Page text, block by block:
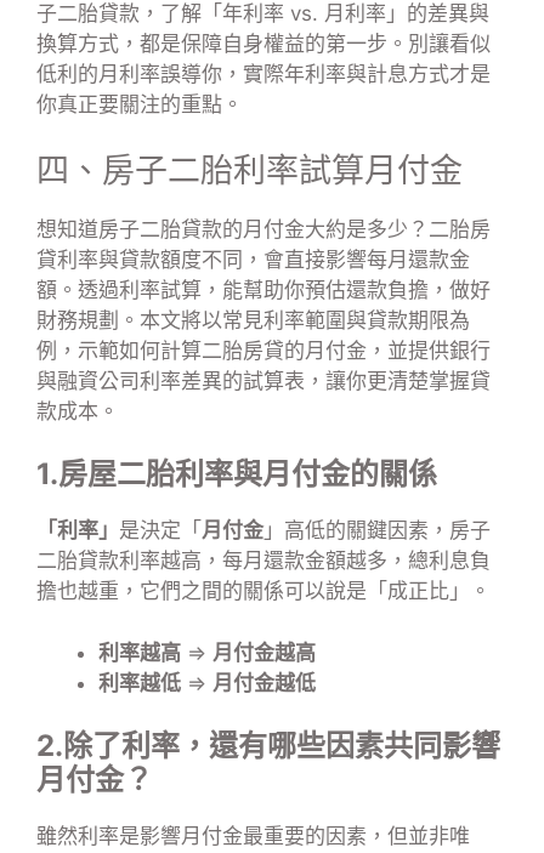
子二胎貸款，了解「年利率 vs. 月利率」的差異與
換算方式，都是保障自身權益的第一步。別讓看似
低利的月利率誤導你，實際年利率與計息方式才是
你真正要關注的重點。
四、房子二胎利率試算月付金
想知道房子二胎貸款的月付金大約是多少？二胎房
貸利率與貸款額度不同，會直接影響每月還款金
額。透過利率試算，能幫助你預估還款負擔，做好
財務規劃。本文將以常見利率範圍與貸款期限為
例，示範如何計算二胎房貸的月付金，並提供銀行
與融資公司利率差異的試算表，讓你更清楚掌握貸
款成本。
1.房屋二胎利率與月付金的關係
「利率」 是決定「 月付金」高低的關鍵因素，房子
二胎貸款利率越高，每月還款金額越多，總利息負
擔也越重，它們之間的關係可以說是「成正比」。
利率越高 ⇒ 月付金越高
利率越低 ⇒ 月付金越低
2.除了利率，還有哪些因素共同影響
月付金？
雖然利率是影響月付金最重要的因素，但並非唯